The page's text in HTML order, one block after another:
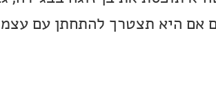
אם היא תצטרך להתחתן עם